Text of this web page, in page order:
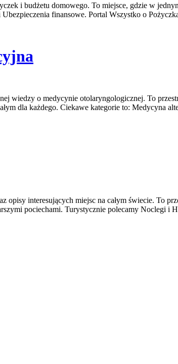
i budżetu domowego. To miejsce, gdzie w
finansowe. Portal Wszystko o
wiedzy o medycynie otolaryngologicznej. To
dla każdego. Ciekawe kategorie to: Medycyna
interesujących miejsc na całym świecie. To
pociechami. Turystycznie polecamy Noclegi i